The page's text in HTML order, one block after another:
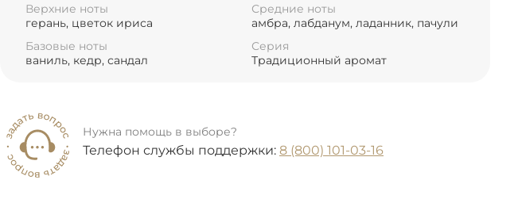
Верхние ноты
герань, цветок ириса
Средние ноты
амбра, лабданум, ладанник, пачули
Базовые ноты
ваниль, кедр, сандал
Серия
Традиционный аромат
Нужна помощь в выборе?
Телефон службы поддержки: 8 (800) 101-03-16